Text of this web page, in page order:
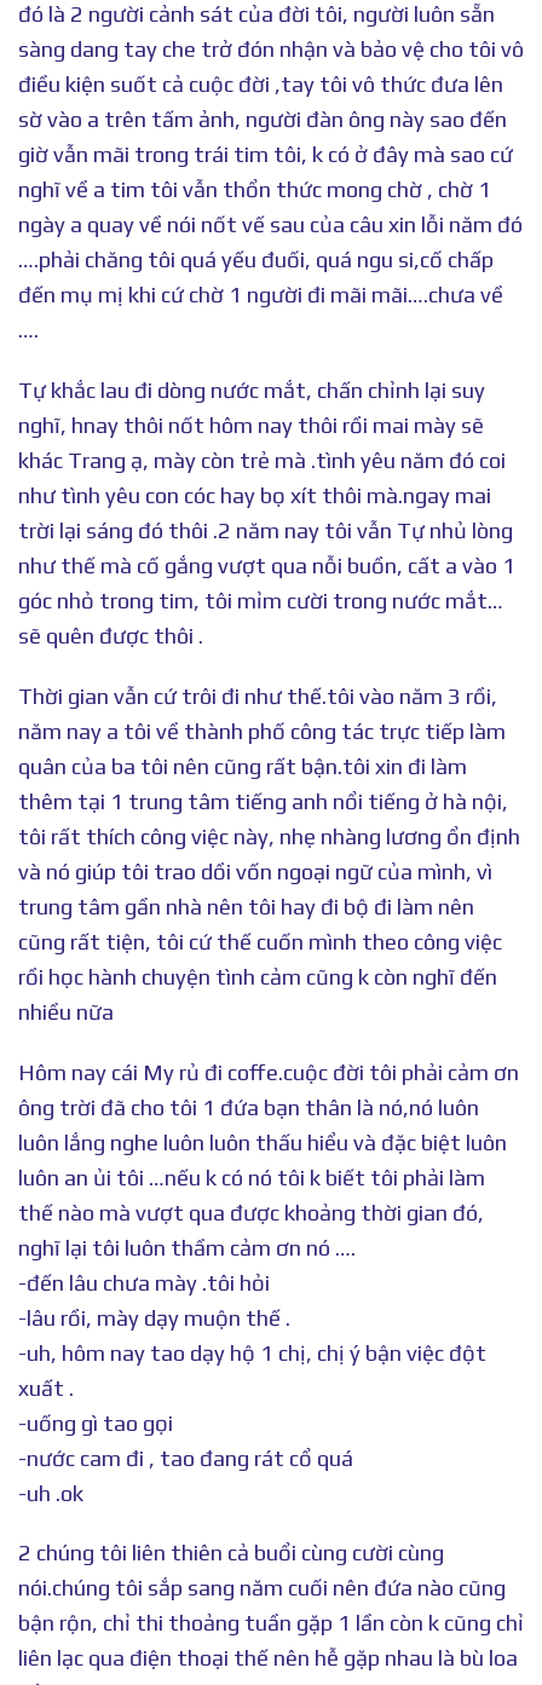
đó là 2 người cảnh sát của đời tôi, người luôn sẵn
sàng dang tay che trở đón nhận và bảo vệ cho tôi vô
điều kiện suốt cả cuộc đời ,tay tôi vô thức đưa lên
sờ vào a trên tấm ảnh, người đàn ông này sao đến
giờ vẫn mãi trong trái tim tôi, k có ở đây mà sao cứ
nghĩ về a tim tôi vẫn thổn thức mong chờ , chờ 1
ngày a quay về nói nốt vế sau của câu xin lỗi năm đó
….phải chăng tôi quá yếu đuối, quá ngu si,cố chấp
đến mụ mị khi cứ chờ 1 người đi mãi mãi….chưa về
….
Tự khắc lau đi dòng nước mắt, chấn chỉnh lại suy
nghĩ, hnay thôi nốt hôm nay thôi rồi mai mày sẽ
khác Trang ạ, mày còn trẻ mà .tình yêu năm đó coi
như tình yêu con cóc hay bọ xít thôi mà.ngay mai
trời lại sáng đó thôi .2 năm nay tôi vẫn Tự nhủ lòng
như thế mà cố gắng vượt qua nỗi buồn, cất a vào 1
góc nhỏ trong tim, tôi mỉm cười trong nước mắt…
sẽ quên được thôi .
Thời gian vẫn cứ trôi đi như thế.tôi vào năm 3 rồi,
năm nay a tôi về thành phố công tác trực tiếp làm
quân của ba tôi nên cũng rất bận.tôi xin đi làm
thêm tại 1 trung tâm tiếng anh nổi tiếng ở hà nội,
tôi rất thích công việc này, nhẹ nhàng lương ổn định
và nó giúp tôi trao dồi vốn ngoại ngữ của mình, vì
trung tâm gần nhà nên tôi hay đi bộ đi làm nên
cũng rất tiện, tôi cứ thế cuốn mình theo công việc
rồi học hành chuyện tình cảm cũng k còn nghĩ đến
nhiều nữa
Hôm nay cái My rủ đi coffe.cuộc đời tôi phải cảm ơn
ông trời đã cho tôi 1 đứa bạn thân là nó,nó luôn
luôn lắng nghe luôn luôn thấu hiểu và đặc biệt luôn
luôn an ủi tôi …nếu k có nó tôi k biết tôi phải làm
thế nào mà vượt qua được khoảng thời gian đó,
nghĩ lại tôi luôn thầm cảm ơn nó ….
-đến lâu chưa mày .tôi hỏi
-lâu rồi, mày dạy muộn thế .
-uh, hôm nay tao dạy hộ 1 chị, chị ý bận việc đột
xuất .
-uống gì tao gọi
-nước cam đi , tao đang rát cổ quá
-uh .ok
2 chúng tôi liên thiên cả buổi cùng cười cùng
nói.chúng tôi sắp sang năm cuối nên đứa nào cũng
bận rộn, chỉ thi thoảng tuần gặp 1 lần còn k cũng chỉ
liên lạc qua điện thoại thế nên hễ gặp nhau là bù loa